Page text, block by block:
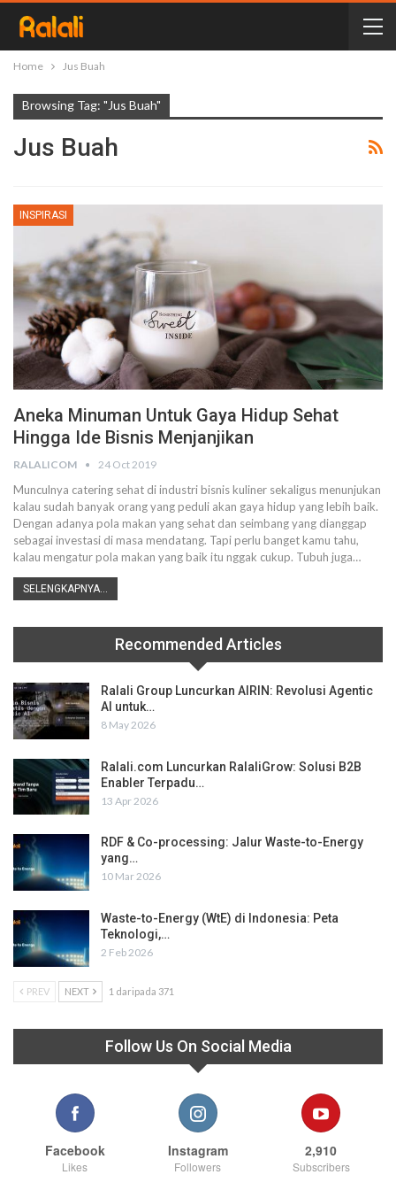
Home Jus Buah
Browsing Tag: "Jus Buah"
Jus Buah
INSPIRASI
Aneka Minuman Untuk Gaya Hidup Sehat
Hingga Ide Bisnis Menjanjikan
RALALICOM 24 Oct 2019
Munculnya catering sehat di industri bisnis kuliner sekaligus menunjukan
kalau sudah banyak orang yang peduli akan gaya hidup yang lebih baik.
Dengan adanya pola makan yang sehat dan seimbang yang dianggap
sebagai investasi di masa mendatang. Tapi perlu banget kamu tahu,
kalau mengatur pola makan yang baik itu nggak cukup. Tubuh juga…
SELENGKAPNYA...
Recommended Articles
Ralali Group Luncurkan AIRIN: Revolusi Agentic
AI untuk…
8 May 2026
Ralali.com Luncurkan RalaliGrow: Solusi B2B
Enabler Terpadu…
13 Apr 2026
RDF & Co-processing: Jalur Waste-to-Energy
yang…
10 Mar 2026
Waste-to-Energy (WtE) di Indonesia: Peta
Teknologi,…
2 Feb 2026
PREV NEXT 1 daripada 371
Follow Us On Social Media
Facebook
Likes
Instagram
Followers
2,910
Subscribers